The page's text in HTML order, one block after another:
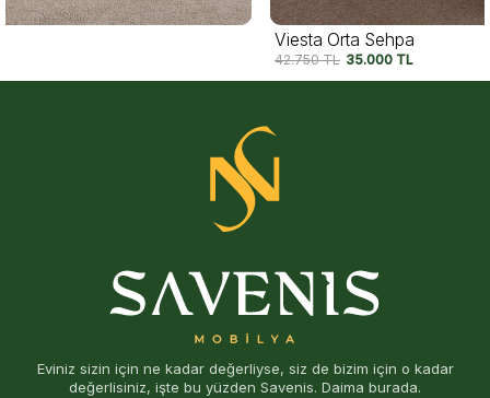
Eviniz sizin için ne kadar değerliyse, siz de bizim için o kadar
değerlisiniz, işte bu yüzden Savenis. Daima burada.